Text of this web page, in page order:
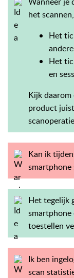
het
Het
Het
en
Kijk
product
Kan ik
smartphone
Het tegelijk
smartphone
toestellen
Ik ben
scan